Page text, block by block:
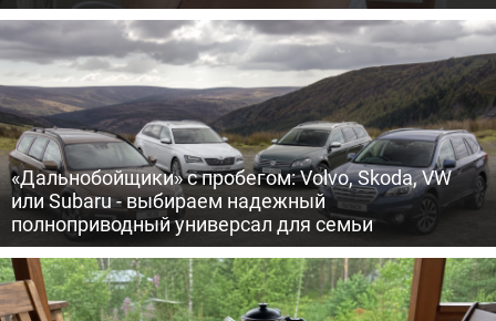
«Дальнобойщики» с пробегом: Volvo, Skoda, VW
или Subaru - выбираем надежный
полноприводный универсал для семьи